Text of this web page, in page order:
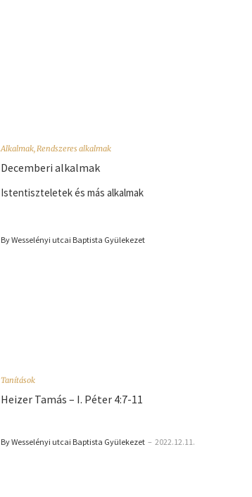
Alkalmak,Rendszeres alkalmak
Decemberi alkalmak
Istentiszteletek és más alkalmak
By Wesselényi utcai Baptista Gyülekezet
Tanítások
Heizer Tamás – I. Péter 4:7-11
By Wesselényi utcai Baptista Gyülekezet – 2022.12.11.